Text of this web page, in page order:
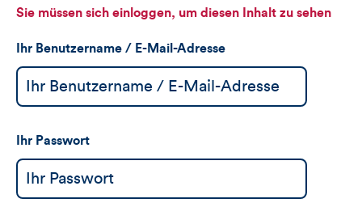
sehen
Sie müssen sich einloggen, um diesen Inhalt zu sehen
Ihr Benutzername / E-Mail-Adresse
Ihr Passwort